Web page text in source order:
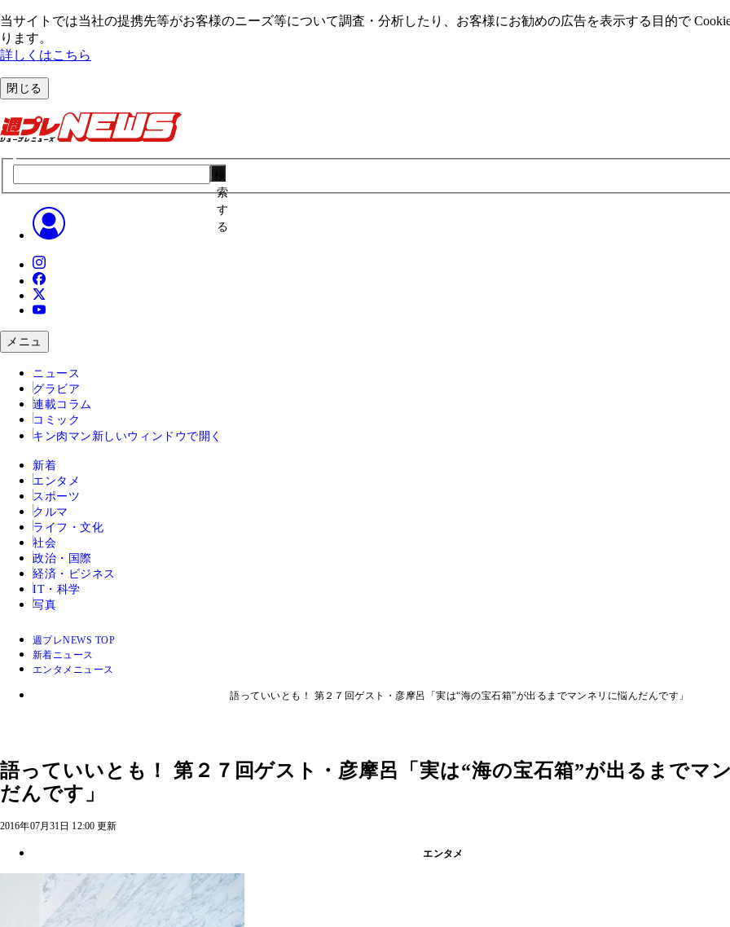
当サイトでは当社の提携先等がお客様のニーズ等について調査・分析したり、お客様にお勧めの広告を表⽰する⽬的で
ります。
詳しくはこちら
閉じる
索
す
る
メニュ
ニュース
グラビア
連載コラム
コミック
キン肉マン 新しいウィンドウで開く
新着
エンタメ
スポーツ
クルマ
ライフ・文化
社会
政治・国際
経済・ビジネス
IT・科学
写真
週プレNEWS TOP
新着ニュース
エンタメニュース
語っていいとも！ 第２７回ゲスト・彦摩呂「実は“海の宝石箱”が出るまでマンネリに悩んだんです」
語っていいとも！ 第２７回ゲスト・彦摩呂「実は“海の宝石箱”が出るまでマ
だんです」
2016年07月31日 12:00 更新
エンタメ